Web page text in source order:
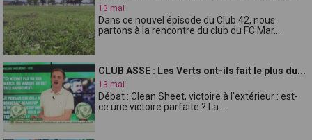
13 mai
Dans ce nouvel épisode du Club 42, nous
partons à la rencontre du club du FC Mar...
CLUB ASSE : Les Verts ont-ils fait le plus du...
13 mai
Débat : Clean Sheet, victoire à l'extérieur : est-
ce une victoire parfaite ? La...